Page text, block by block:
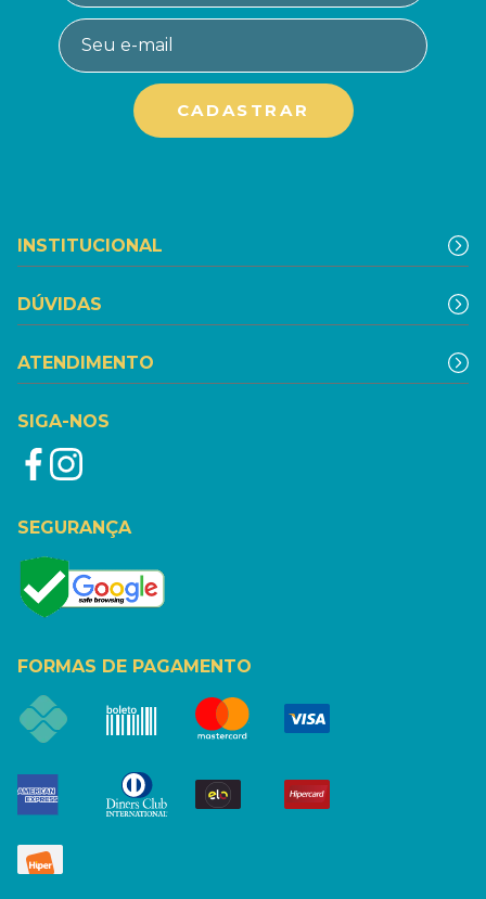
INSTITUCIONAL
DÚVIDAS
ATENDIMENTO
SIGA-NOS
SEGURANÇA
FORMAS DE PAGAMENTO